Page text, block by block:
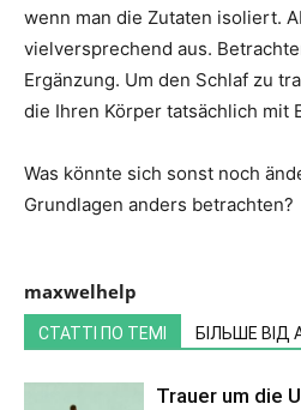
wenn man die Zutaten isoliert.
vielversprechend aus.
Ergänzung. Um den Schlaf zu
die Ihren Körper tatsächlich mit
Was könnte sich sonst noch
Grundlagen anders betrachten?
maxwelhelp
СТАТТІ ПО ТЕМІ БІЛЬШЕ ВІД
Trauer um die